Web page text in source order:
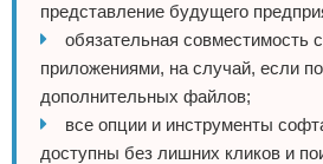
представление будущего
обязательная совместимость
приложениями, на случай, если
дополнительных файлов;
все опции и инструменты
доступны без лишних кликов и